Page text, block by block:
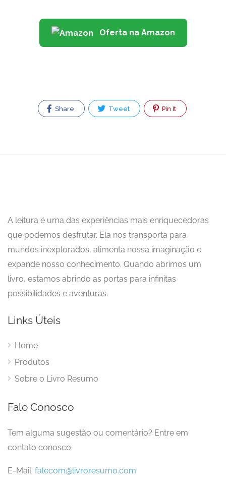
Oferta na Amazon
Share Tweet Pin It
A leitura é uma das experiências mais enriquecedoras
que podemos desfrutar. Ela nos transporta para
mundos inexplorados, alimenta nossa imaginação e
expande nosso conhecimento. Quando abrimos um
livro, estamos abrindo as portas para infinitas
possibilidades e aventuras.
Links Úteis
Home
Produtos
Sobre o Livro Resumo
Fale Conosco
Tem alguma sugestão ou comentário? Entre em
contato conosco.
E-Mail: falecom@livroresumo.com